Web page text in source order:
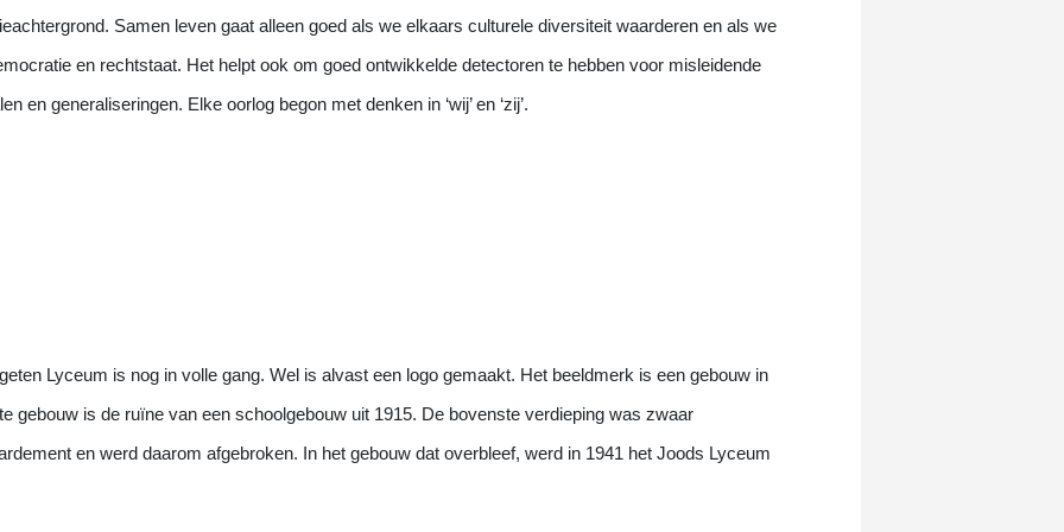
Samen leven gaat alleen goed als we elkaars culturele diversiteit waarderen en als we
en rechtstaat. Het helpt ook om goed ontwikkelde detectoren te hebben voor misleidende
en generaliseringen. Elke oorlog begon met denken in ‘wij’ en ‘zij’.
Lyceum is nog in volle gang. Wel is alvast een logo gemaakt. Het beeldmerk is een gebouw in
gebouw is de ruïne van een schoolgebouw uit 1915. De bovenste verdieping was zwaar
en werd daarom afgebroken. In het gebouw dat overbleef, werd in 1941 het Joods Lyceum